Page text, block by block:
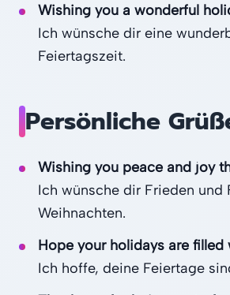
Wishing you a wonderful
Ich wünsche dir eine
Feiertagszeit.
Persönliche
Wishing you peace and joy
Ich wünsche dir Frieden und
Weihnachten.
Hope your holidays are filled
Ich hoffe, deine Feiertage